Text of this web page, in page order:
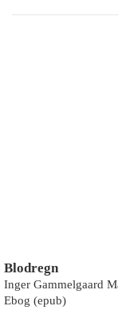
Blodregn
Inger Gammelgaard
Ebog (epub)